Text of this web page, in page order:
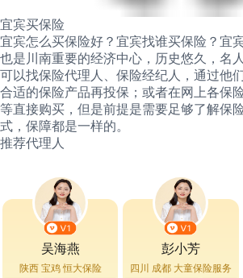
宜宾买保险
宜宾怎么买保险好？宜宾找谁买保险？宜
也是川南重要的经济中心，历史悠久，名
可以找保险代理人、保险经纪人，通过他
合适的保险产品再投保；或者在网上各保
等直接购买，但是前提是需要足够了解保
式，保障都是一样的。
推荐代理人
吴海燕
陕西 宝鸡恒大保险
彭小芳
四川 成都 大童保险服务